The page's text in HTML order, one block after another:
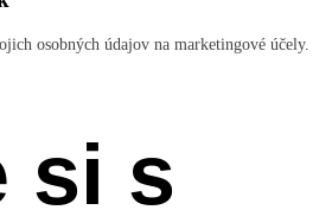
osobných údajov na marketingové účely.
si s